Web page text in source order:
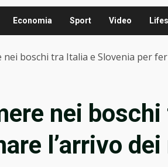
Economia Sport Video
nei boschi tra Italia e Slovenia per
nei
l’arrivo